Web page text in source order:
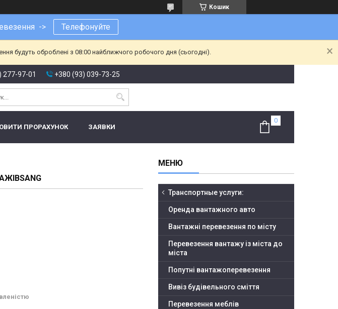
Кошик
-> Телефонуйте
будуть оброблені з 08:00 найближчого робочого дня (сьогодні).
277-97-01 +380 (93) 039-73-25
ПРОРАХУНОК ЗАЯВКИ
Транспортные услуги:
Оренда вантажного авто
Вантажні перевезення по місту
Перевезення вантажу із міста до
міста
Попутні вантажоперевезення
Вивіз будівельного сміття
Перевезення меблів